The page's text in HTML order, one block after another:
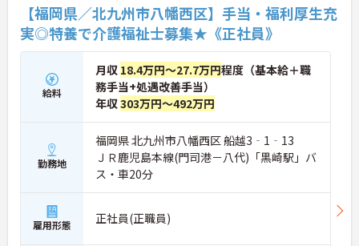
【福岡県／北九州市八幡西区】手当・福利厚生充
実◎特養で介護福祉士募集★《正社員》
給料
月収 18.4万円～27.7万円程度（基本給＋職
務手当+処遇改善手当）
年収303万円～492万円
勤務地
福岡県 北九州市八幡西区 船越3‐1‐13
ＪＲ鹿児島本線(門司港－八代)「黒崎駅」バ
ス・車20分
雇用形態 正社員(正職員)